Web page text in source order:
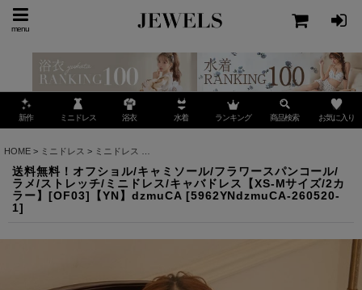
menu
新作 ミニドレス 浴衣 水着 ランキング 商品検索 お気に入り
HOME > ミニドレス > ミニドレス
送料無料！オフショル/キャミソール/フラワースパンコール/
ラメ/ストレッチ/ミニドレス/キャバドレス【XS-Mサイズ/2カ
ラー】[OF03]【YN】dzmuCA [5962YNdzmuCA-260520-
1]